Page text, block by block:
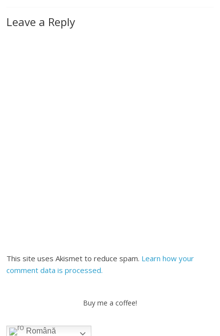
Leave a Reply
This site uses Akismet to reduce spam. Learn how your
comment data is processed.
Buy me a coffee!
Română